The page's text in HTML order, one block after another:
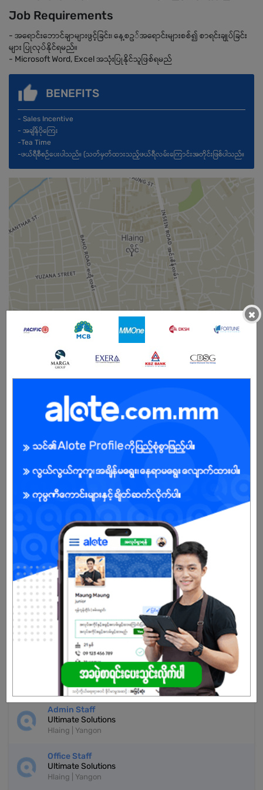
Job Requirements
- အရောင်းဘောင်ချာများဖွင့်ခြင်း၊ နေ့စဥ်အရောင်းများစစ်၍ စာရင်းချုပ်ခြင်း
များ ပြုလုပ်နိုင်ရမည်။
- Microsoft Word, Excel အသုံးပြုနိုင်သူဖြစ်ရမည်
BENEFITS
- Sales Incentive
- အချိန်ပိုကြေး
-Tea Time
-ဖယ်ရီစီစဉ်ပေးပါသည်။ (သတ်မှတ်ထားသည့်ဖယ်ရီလမ်းကြောင်းအတိုင်းဖြစ်ပါသည်။
Female
Sales Admin အတွေ့အကြုံ ရှိ / မရှိ ?
CLICK HERE TO APPLY
Don't have an account?
REGISTER NOW!
More Similar Jobs
Admin Staff
Ultimate Solutions
Hlaing | Yangon
Office Staff
Ultimate Solutions
Hlaing | Yangon
×